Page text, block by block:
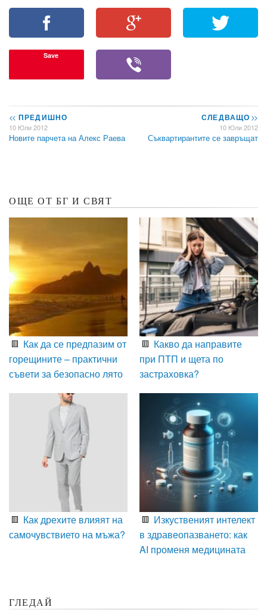
Save
<< ПРЕДИШНО
10 Юли 2012
Новите парчета на Алекс Раева
СЛЕДВАЩО>>
10 Юли 2012
Съквартирантите се завръщат
ОЩЕ ОТ БГ И СВЯТ
Как да се предпазим от
горещините – практични
съвети за безопасно лято
Какво да направите
при ПТП и щета по
застраховка?
Как дрехите влияят на
самочувствието на мъжа?
Изкуственият интелект
в здравеопазването: как
AI променя медицината
ГЛЕДАЙ